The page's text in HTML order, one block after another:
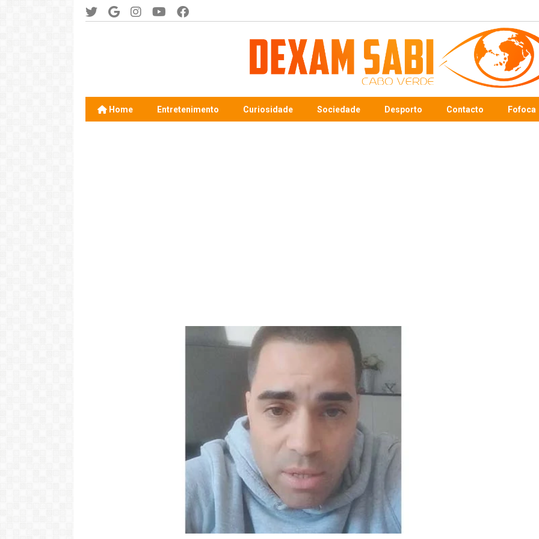
Home Entretenimento Curiosidade Sociedade Desporto Contacto Fofoca
Video: Mãe e Pai
surpreendido na Cabo
Verde. Es ka sa speraba
LER MAIS
Video: Tininho conquista